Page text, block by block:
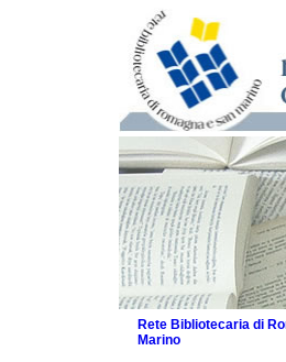
Rete Bibliotecaria di
Marino